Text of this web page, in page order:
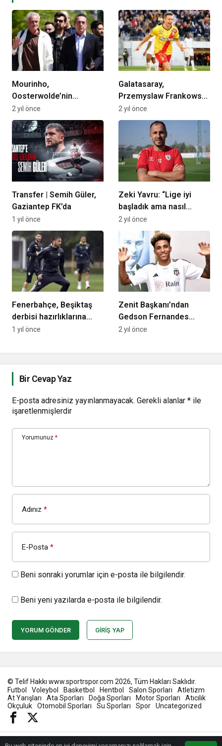
Mourinho,
Oosterwolde’nin
alternatifini istedi, Ali
Koç devreye girdi! İşte
teklif…
2 yıl önce
Galatasaray,
Przemyslaw Frankowski
ile anlaştı! İşte
sözleşme süresi
2 yıl önce
Transfer | Semih Güler,
Gaziantep FK’da
1 yıl önce
Zeki Yavru: “Lige iyi
başladık ama nasıl
bitirdiğimiz önemli”
2 yıl önce
Fenerbahçe, Beşiktaş
derbisi hazırlıklarına
devam etti
1 yıl önce
Zenit Başkanı’ndan
Gedson Fernandes
açıklaması!
2 yıl önce
Bir Cevap Yaz
E-posta adresiniz yayınlanmayacak. Gerekli alanlar * ile
işaretlenmişlerdir
Yorumunuz *
Adınız *
E-Posta *
Beni sonraki yorumlar için e-posta ile bilgilendir.
Beni yeni yazılarda e-posta ile bilgilendir.
YORUM GÖNDER GIRIŞ YAP
© Telif Hakkı www.sportrspor.com 2026, Tüm Hakları Saklıdır.
Futbol
Voleybol Basketbol Hentbol Salon Sporları
Atletizm
At Yarışları
Ata Sporları Doğa Sporları Motor Sporları
Atıcılık
Okçuluk
Otomobil Sporları Su Sporları Spor Uncategorized